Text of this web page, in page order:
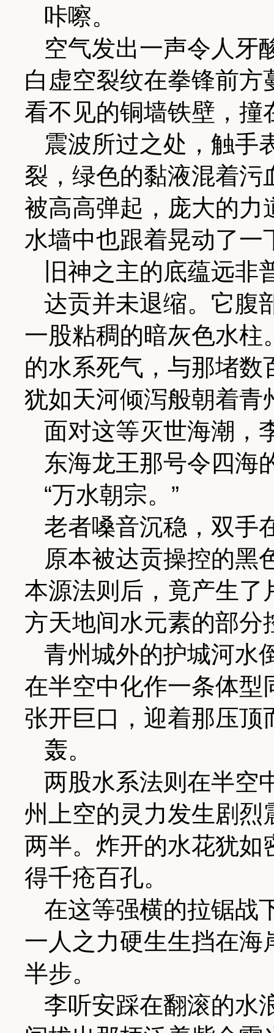
咔嚓。
空气发出一声令人牙
白虚空裂纹在拳锋前
看不见的铜墙铁壁，撞
震波所过之处，触手
裂，绿色的黏液混着
被高高弹起，庞大的力
水墙中也跟着晃动了一
旧神之主的底蕴远非
达贡并未退缩。它腹
一股粘稠的暗灰色水柱
的水系死气，与那堵
犹如天河倾泻般朝着青
面对这等灭世海潮，
东海龙王那号令四海
“万水朝宗。”
老者嗓音沉稳，双手
原本被达贡操控的黑
本源法则后，竟产生了
方天地间水元素的部分
青州城外的护城河水
在半空中化作一条体型
张开巨口，迎着那压顶
轰。
两股水系法则在半空
州上空的灵力发生剧烈
两半。炸开的水花犹如
得千疮百孔。
在这等强横的拉锯战
一人之力硬生生挡在海
半步。
李听安踩在翻滚的水